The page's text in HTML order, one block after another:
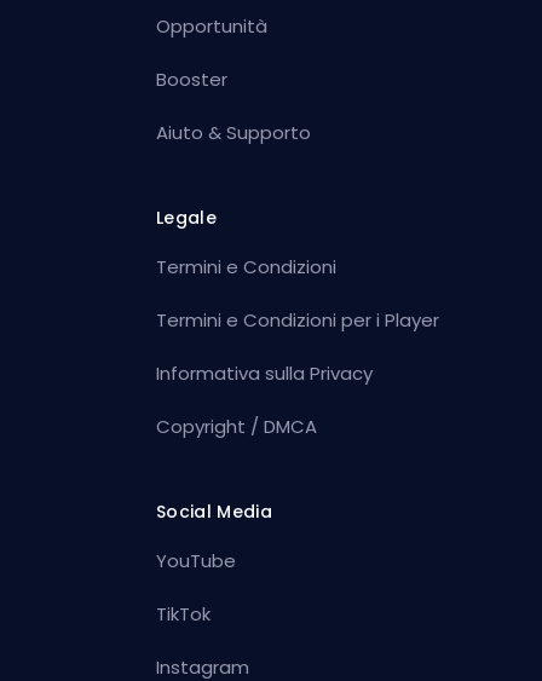
Opportunità
Booster
Aiuto & Supporto
Legale
Termini e Condizioni
Termini e Condizioni per i Player
Informativa sulla Privacy
Copyright / DMCA
Social Media
YouTube
TikTok
Instagram